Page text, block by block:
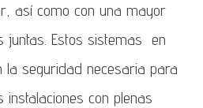
así como con una mayor
juntas. Estos sistemas en
la seguridad necesaria para
instalaciones con plenas